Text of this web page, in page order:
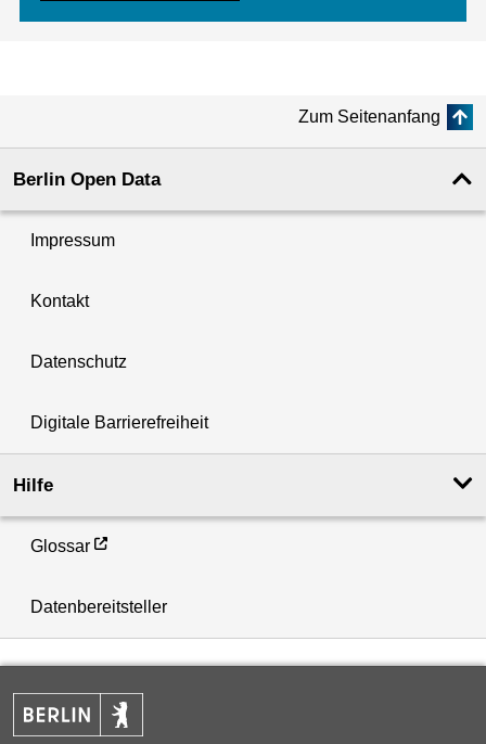
Zum Seitenanfang
Berlin Open Data
Impressum
Kontakt
Datenschutz
Digitale Barrierefreiheit
Hilfe
Glossar
Datenbereitsteller